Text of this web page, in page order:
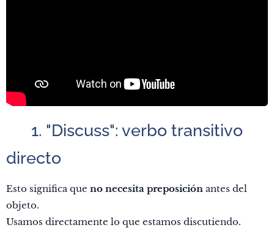
✅ 1. "Discuss": verbo transitivo
directo
Esto significa que no necesita preposición antes del
objeto.
Usamos directamente lo que estamos discutiendo.